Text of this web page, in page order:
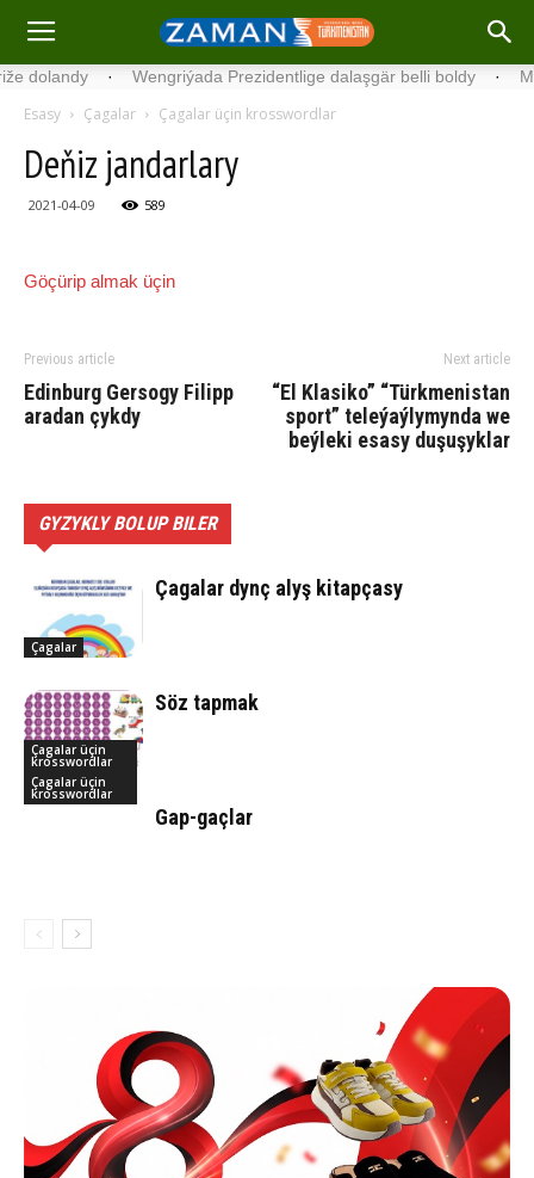
· Wengriýada Prezidentlige dalaşgär belli boldy · Mask
Esasy Çagalar Çagalar üçin krosswordlar
Deňiz jandarlary
2021-04-09 589
Göçürip almak üçin
Previous article
Edinburg Gersogy Filipp
aradan çykdy
Next article
“El Klasiko” “Türkmenistan
sport” teleýaýlymynda we
beýleki esasy duşuşyklar
GYZYKLY BOLUP BILER
Çagalar
Çagalar dynç alyş kitapçasy
Çagalar üçin
krosswordlar
Söz tapmak
Çagalar üçin
krosswordlar
Gap-gaçlar